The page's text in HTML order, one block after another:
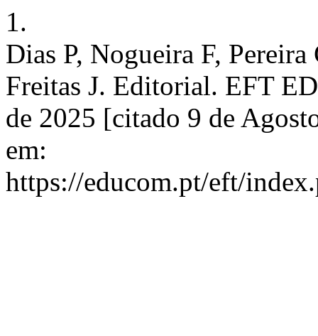
1.
Dias P, Nogueira F,
Freitas J. Editorial. EFT
de 2025 [citado 9 de
em:
https://educom.pt/eft/